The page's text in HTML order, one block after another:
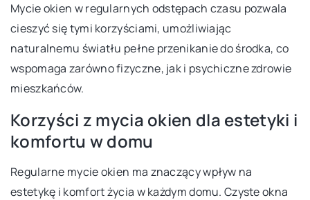
Mycie okien w regularnych odstępach czasu pozwala
cieszyć się tymi korzyściami, umożliwiając
naturalnemu światłu pełne przenikanie do środka, co
wspomaga zarówno fizyczne, jak i psychiczne zdrowie
mieszkańców.
Korzyści z mycia okien dla estetyki i
komfortu w domu
Regularne mycie okien ma znaczący wpływ na
estetykę i komfort życia w każdym domu. Czyste okna